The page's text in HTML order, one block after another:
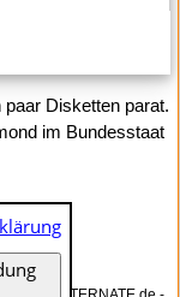
Disketten parat.
im Bundesstaat